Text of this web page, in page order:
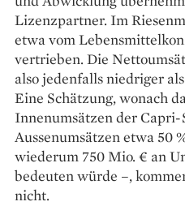
Lizenzpartner. Im
etwa vom
vertrieben. Die
also jedenfalls niedriger
Eine Schätzung, wonach
Innenumsätzen der Capri-
Aussenumsätzen etwa 50
wiederum 750 Mio. € an
bedeuten würde –,
nicht.